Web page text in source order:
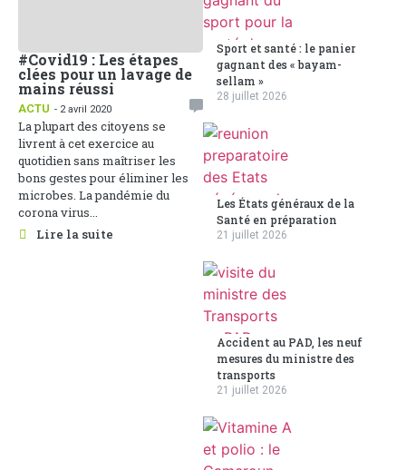
#Covid19 : Les étapes
clées pour un lavage de
mains réussi
ACTU - 2 avril 2020
La plupart des citoyens se
livrent à cet exercice au
quotidien sans maîtriser les
bons gestes pour éliminer les
microbes. La pandémie du
corona virus...
Lire la suite
Sport et santé : le panier
gagnant des « bayam-
sellam »
28 juillet 2026
Les États généraux de la
Santé en préparation
21 juillet 2026
Accident au PAD, les neuf
mesures du ministre des
transports
21 juillet 2026